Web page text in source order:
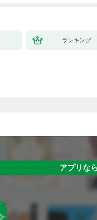
ランキング
アプリな